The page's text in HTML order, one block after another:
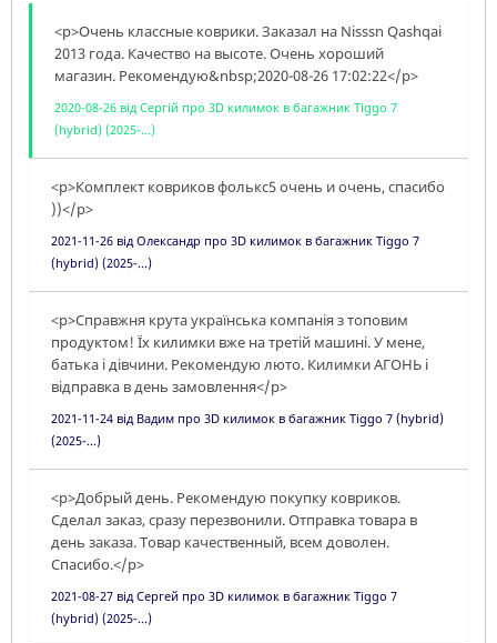
<p>Очень классные коврики. Заказал на Nisssn Qashqai
2013 года. Качество на высоте. Очень хороший
магазин. Рекомендую&nbsp;2020-08-26 17:02:22</p>
2020-08-26 відСергій про 3D килимок в багажник Tiggo 7
(hybrid) (2025-...)
<p>Комплект ковриков фолькс5 очень и очень, спасибо
))</p>
2021-11-26 відОлександр про 3D килимок в багажник Tiggo 7
(hybrid) (2025-...)
<p>Справжня крута українська компанія з топовим
продуктом! Їх килимки вже на третій машині. У мене,
батька і дівчини. Рекомендую люто. Килимки АГОНЬ і
відправка в день замовлення</p>
2021-11-24 від Вадим про 3D килимок в багажник Tiggo 7 (hybrid)
(2025-...)
<p>Добрый день. Рекомендую покупку ковриков.
Сделал заказ, сразу перезвонили. Отправка товара в
день заказа. Товар качественный, всем доволен.
Спасибо.</p>
2021-08-27 відСергей про 3D килимок в багажник Tiggo 7
(hybrid) (2025-...)